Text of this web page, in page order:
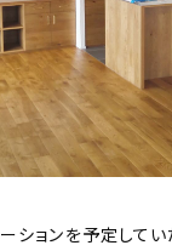
ションを予定して